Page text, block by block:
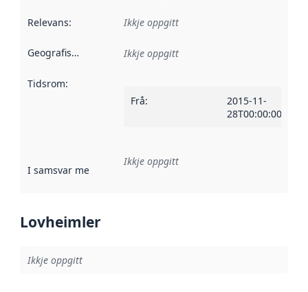
Relevans: Ikkje oppgitt
Geografisk område Ikkje oppgitt
Tidsrom:
Frå:
2015-11-
28T00:00:00Z
I samsvar med Referanse til ei implementeringsregel eller
Ikkje oppgitt
Lovheimler
Ikkje oppgitt